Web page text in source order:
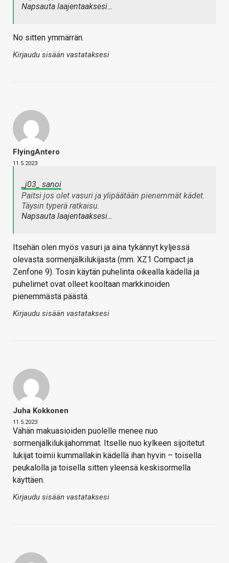
Napsauta laajentaaksesi…
No sitten ymmärrän.
Kirjaudu sisään vastataksesi
FlyingAntero
11.5.2023
_j03_ sanoi
Paitsi jos olet vasuri ja ylipäätään pienemmät kädet.
Täysin typerä ratkaisu.
Napsauta laajentaaksesi…
Itsehän olen myös vasuri ja aina tykännyt kyljessä
olevasta sormenjälkilukijasta (mm. XZ1 Compact ja
Zenfone 9). Tosin käytän puhelinta oikealla kädellä ja
puhelimet ovat olleet kooltaan markkinoiden
pienemmästä päästä.
Kirjaudu sisään vastataksesi
Juha Kokkonen
11.5.2023
Vähän makuasioiden puolelle menee nuo
sormenjälkilukijahommat. Itselle nuo kylkeen sijoitetut
lukijat toimii kummallakin kädellä ihan hyvin – toisella
peukalolla ja toisella sitten yleensä keskisormella
käyttäen.
Kirjaudu sisään vastataksesi